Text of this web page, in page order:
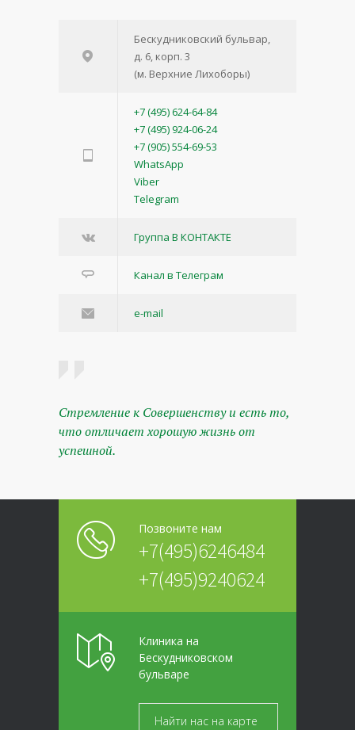
Уход за жирной кожей
22 АВГУСТА, 2020
Бескудниковский бульвар,
д. 6, корп. 3
(м. Верхние Лихоборы)
+7 (495) 624-64-84
+7 (495) 924-06-24
+7 (905) 554-69-53
WhatsApp
Viber
Telegram
Группа В КОНТАКТЕ
Канал в Телеграм
e-mail
Стремление к Совершенству и есть то,
что отличает хорошую жизнь от
успешной.
Позвоните нам
+7(495)6246484
+7(495)9240624
Клиника на
Бескудниковском
бульваре
Найти нас на карте